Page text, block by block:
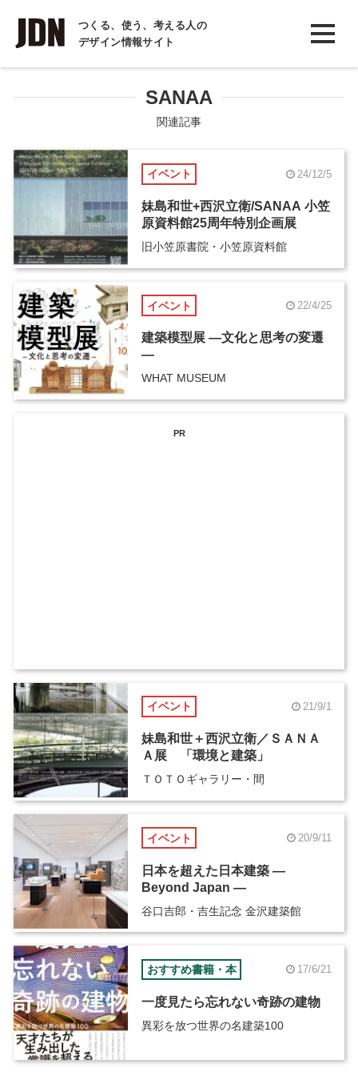
つくる、使う、考える人の
デザイン情報サイト
INTERVIEW
インタビュー
COLUMN
コラム
SANAA
関連記事
イベント 24/12/5
妹島和世+西沢立衛/SANAA 小笠
原資料館25周年特別企画展
旧小笠原書院・小笠原資料館
イベント 22/4/25
建築模型展 ―文化と思考の変遷
―
WHAT MUSEUM
PR
イベント 21/9/1
妹島和世＋西沢立衛／ＳＡＮＡ
Ａ展 「環境と建築」
ＴＯＴＯギャラリー・間
イベント 20/9/11
日本を超えた日本建築 ―
Beyond Japan ―
谷口吉郎・吉生記念 金沢建築館
おすすめ書籍・本 17/6/21
一度見たら忘れない奇跡の建物
異彩を放つ世界の名建築100